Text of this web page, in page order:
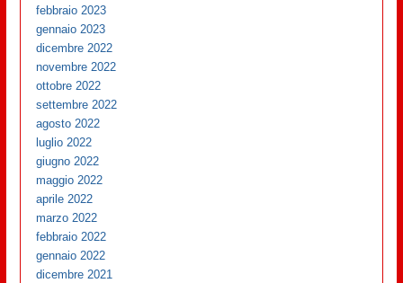
febbraio 2023
gennaio 2023
dicembre 2022
novembre 2022
ottobre 2022
settembre 2022
agosto 2022
luglio 2022
giugno 2022
maggio 2022
aprile 2022
marzo 2022
febbraio 2022
gennaio 2022
dicembre 2021